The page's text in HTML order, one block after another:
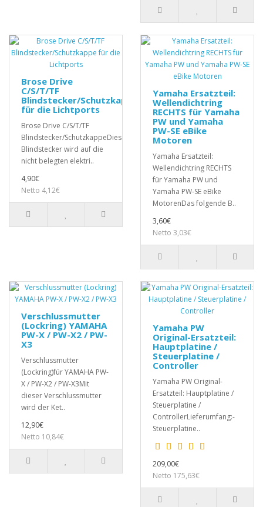
Brose Drive
C/S/T/TF
Blindstecker/Schutzkappe
für die Lichtports
Brose Drive C/S/T/TF
Blindstecker/SchutzkappeDieser
Blindstecker wird auf die
nicht belegten elektri..
4,90€
Netto 4,12€
Yamaha Ersatzteil:
Wellendichtring
RECHTS für Yamaha
PW und Yamaha
PW-SE eBike
Motoren
Yamaha Ersatzteil:
Wellendichtring RECHTS
für Yamaha PW und
Yamaha PW-SE eBike
MotorenDas folgende B..
3,60€
Netto 3,03€
Verschlussmutter
(Lockring) YAMAHA
PW-X / PW-X2 / PW-
X3
Verschlussmutter
(Lockring)für YAMAHA PW-
X / PW-X2 / PW-X3Mit
dieser Verschlussmutter
wird der Ket..
12,90€
Netto 10,84€
Yamaha PW
Original-Ersatzteil:
Hauptplatine /
Steuerplatine /
Controller
Yamaha PW Original-
Ersatzteil: Hauptplatine /
Steuerplatine /
ControllerLieferumfang:-
Steuerplatine..
209,00€
Netto 175,63€